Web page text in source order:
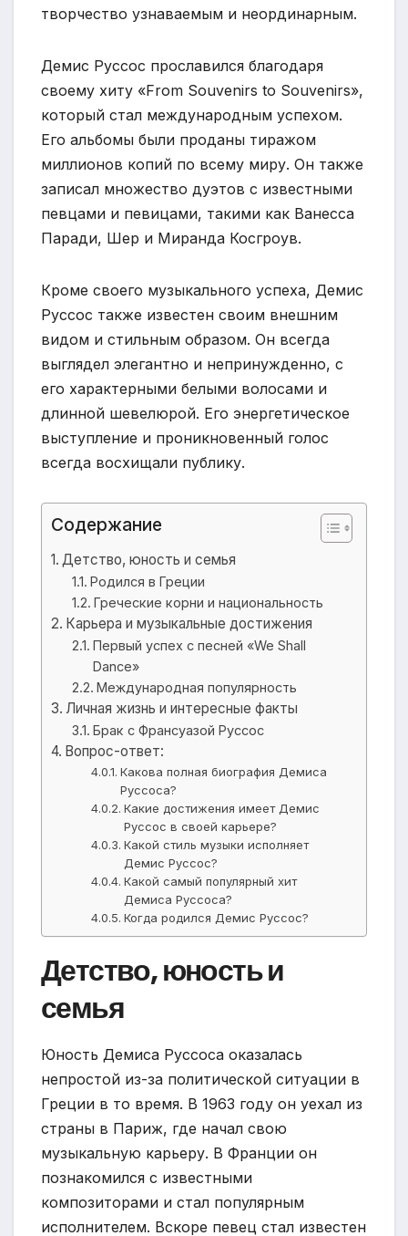
творчество узнаваемым и неординарным.
Демис Руссос прославился благодаря
своему хиту «From Souvenirs to Souvenirs»,
который стал международным успехом.
Его альбомы были проданы тиражом
миллионов копий по всему миру. Он также
записал множество дуэтов с известными
певцами и певицами, такими как Ванесса
Паради, Шер и Миранда Косгроув.
Кроме своего музыкального успеха, Демис
Руссос также известен своим внешним
видом и стильным образом. Он всегда
выглядел элегантно и непринужденно, с
его характерными белыми волосами и
длинной шевелюрой. Его энергетическое
выступление и проникновенный голос
всегда восхищали публику.
Содержание
Детство, юность и семья
Родился в Греции
Греческие корни и национальность
Карьера и музыкальные достижения
Первый успех с песней «We Shall
Dance»
Международная популярность
Личная жизнь и интересные факты
Брак с Франсуазой Руссос
Вопрос-ответ:
Какова полная биография Демиса
Руссоса?
Какие достижения имеет Демис
Руссос в своей карьере?
Какой стиль музыки исполняет
Демис Руссос?
Какой самый популярный хит
Демиса Руссоса?
Когда родился Демис Руссос?
Детство, юность и
семья
Юность Демиса Руссоса оказалась
непростой из-за политической ситуации в
Греции в то время. В 1963 году он уехал из
страны в Париж, где начал свою
музыкальную карьеру. В Франции он
познакомился с известными
композиторами и стал популярным
исполнителем. Вскоре певец стал известен